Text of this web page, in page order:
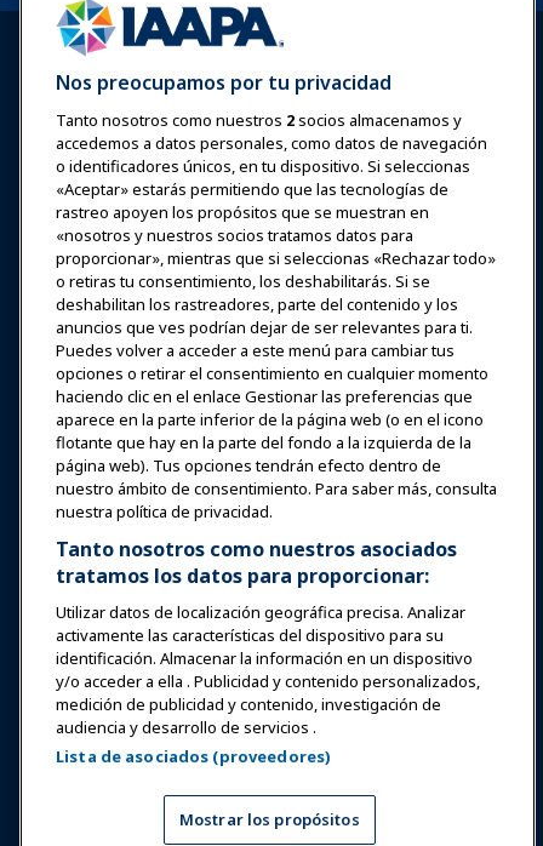
Iniciar sesión Únete ahora
Premios Carreras
Contacto
Expos y Eventos
Noticias y Funworld
Educación
Seguridad y protección
Defensa
Investigación y Reportes
Acerca de IAAPA
Socios
Copyright © 2026 Asociación Internacional de Parques de
Atracciones y Atracciones. Todos los derechos reservados.
Política de Privacidad
Aviso de traducción
Nos preocupamos por tu privacidad
Tanto nosotros como nuestros 2socios almacenamos y
accedemos a datos personales, como datos de navegación
o identificadores únicos, en tu dispositivo. Si seleccionas
«Aceptar» estarás permitiendo que las tecnologías de
rastreo apoyen los propósitos que se muestran en
«nosotros y nuestros socios tratamos datos para
proporcionar», mientras que si seleccionas «Rechazar todo»
o retiras tu consentimiento, los deshabilitarás. Si se
deshabilitan los rastreadores, parte del contenido y los
anuncios que ves podrían dejar de ser relevantes para ti.
Puedes volver a acceder a este menú para cambiar tus
opciones o retirar el consentimiento en cualquier momento
haciendo clic en el enlace Gestionar las preferencias que
aparece en la parte inferior de la página web (o en el icono
flotante que hay en la parte del fondo a la izquierda de la
página web). Tus opciones tendrán efecto dentro de
nuestro ámbito de consentimiento. Para saber más, consulta
nuestra política de privacidad.
Tanto nosotros como nuestros asociados
tratamos los datos para proporcionar:
Utilizar datos de localización geográfica precisa. Analizar
activamente las características del dispositivo para su
identificación. Almacenar la información en un dispositivo
y/o acceder a ella . Publicidad y contenido personalizados,
medición de publicidad y contenido, investigación de
audiencia y desarrollo de servicios .
Lista de asociados (proveedores)
Mostrar los propósitos